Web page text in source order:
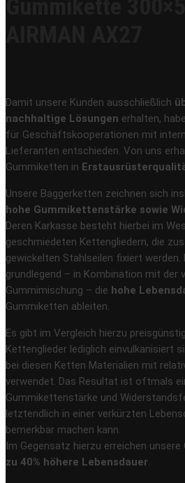
Damit unsere Kunden ausschließlich
nachhaltige Lösungen erhalten,
für Geschäftskooperationen mit
Lieferanten entschieden. Von uns
Gummiketten in
Unsere Baggerketten zeichnen sich
hohe Gummikettenstärke sowie
Deren Karkasse besteht hierbei im
geschmiedeten Kettengliedern, die
gewickelten Stahlseilen fixiert werden.
grundlegend – in Kombination mit der
Gummimischung – die hohe
Gummiketten ableiten.
Es gibt im Vergleich hierzu
Kettenglieder lediglich einvulkanisiert
bei diesen Ketten Materialien mit
verwendet. Das Resultat ist oftmals
Gummikettenstärke und
letztendlich in einer verkürzten
bemerkbar machen kann.
Im Gegensatz hierzu erreichen
zu 40% höhere Lebensdauer.